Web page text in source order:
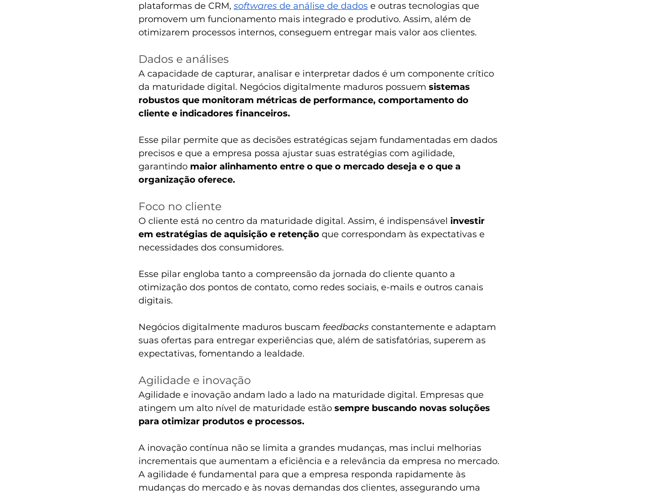
plataformas de CRM, softwares de análise de dados e outras tecnologias que
promovem um funcionamento mais integrado e produtivo. Assim, além de
otimizarem processos internos, conseguem entregar mais valor aos clientes.
Dados e análises
A capacidade de capturar, analisar e interpretar dados é um componente crítico
da maturidade digital. Negócios digitalmente maduros possuem sistemas
robustos que monitoram métricas de performance, comportamento do
cliente e indicadores financeiros.
Esse pilar permite que as decisões estratégicas sejam fundamentadas em dados
precisos e que a empresa possa ajustar suas estratégias com agilidade,
garantindo maior alinhamento entre o que o mercado deseja e o que a
organização oferece.
Foco no cliente
O cliente está no centro da maturidade digital. Assim, é indispensável investir
em estratégias de aquisição e retenção que correspondam às expectativas e
necessidades dos consumidores.
Esse pilar engloba tanto a compreensão da jornada do cliente quanto a
otimização dos pontos de contato, como redes sociais, e-mails e outros canais
digitais.
Negócios digitalmente maduros buscam feedbacks constantemente e adaptam
suas ofertas para entregar experiências que, além de satisfatórias, superem as
expectativas, fomentando a lealdade.
Agilidade e inovação
Agilidade e inovação andam lado a lado na maturidade digital. Empresas que
atingem um alto nível de maturidade estão sempre buscando novas soluções
para otimizar produtos e processos.
A inovação contínua não se limita a grandes mudanças, mas inclui melhorias
incrementais que aumentam a eficiência e a relevância da empresa no mercado.
A agilidade é fundamental para que a empresa responda rapidamente às
mudanças do mercado e às novas demandas dos clientes, assegurando uma